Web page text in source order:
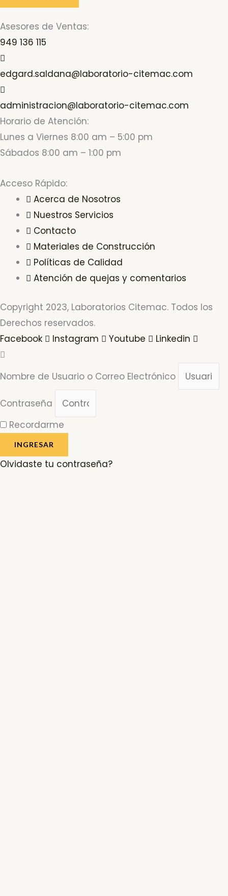
Asesores de Ventas:
949 136 115
edgard.saldana@laboratorio-citemac.com
administracion@laboratorio-citemac.com
Horario de Atención:
Lunes a Viernes 8:00 am – 5:00 pm
Sábados 8:00 am – 1:00 pm
Acceso Rápido:
Acerca de Nosotros
Nuestros Servicios
Contacto
Materiales de Construcción
Políticas de Calidad
Atención de quejas y comentarios
Copyright 2023, Laboratorios Citemac. Todos los
Derechos reservados.
Facebook
Instagram Youtube Linkedin
Nombre de Usuario o Correo Electrónico
Contraseña
Recordarme
INGRESAR
Olvidaste tu contraseña?